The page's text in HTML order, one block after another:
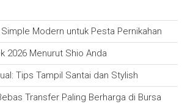
Modern untuk Pesta Pernikahan
2026 Menurut Shio Anda
Tips Tampil Santai dan Stylish
Transfer Paling Berharga di Bursa